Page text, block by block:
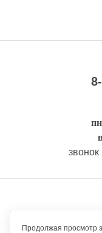
Правовая
Продолжая просмотр